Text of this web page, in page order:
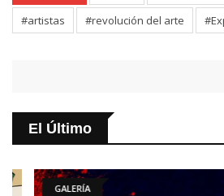
#artistas
#revolución del arte
El Último
GALERÍA